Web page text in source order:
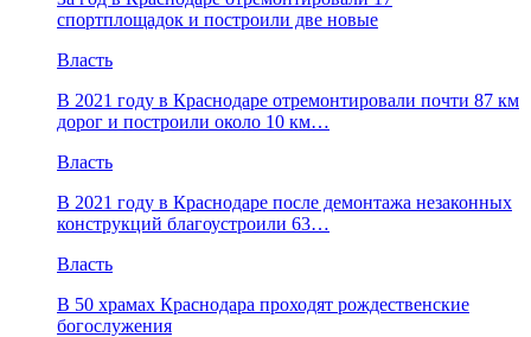
спортплощадок и построили две новые
Власть
В 2021 году в Краснодаре отремонтировали почти 87 км
дорог и построили около 10 км…
Власть
В 2021 году в Краснодаре после демонтажа незаконных
конструкций благоустроили 63…
Власть
В 50 храмах Краснодара проходят рождественские
богослужения